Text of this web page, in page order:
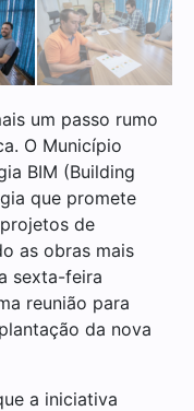
um passo rumo
O Município
BIM (Building
que promete
de
as obras mais
sexta-feira
reunião para
da nova
a iniciativa